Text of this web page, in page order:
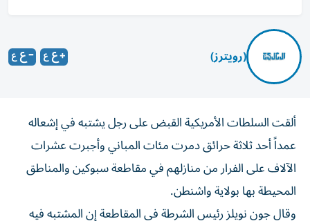
(رويترز)
ألقت السلطات الأمريكية القبض على رجل يشتبه في إشعاله
عمداً أحد ثلاثة حرائق دمرت مئات المباني وأجبرت عشرات
‌الآلاف على الفرار من منازلهم في مقاطعة سبوكين والمناطق
المحيطة ​بها ⁠بولاية واشنطن.
وقال جون نويلز رئيس الشرطة في ‌المقاطعة إن المشتبه ‌فيه